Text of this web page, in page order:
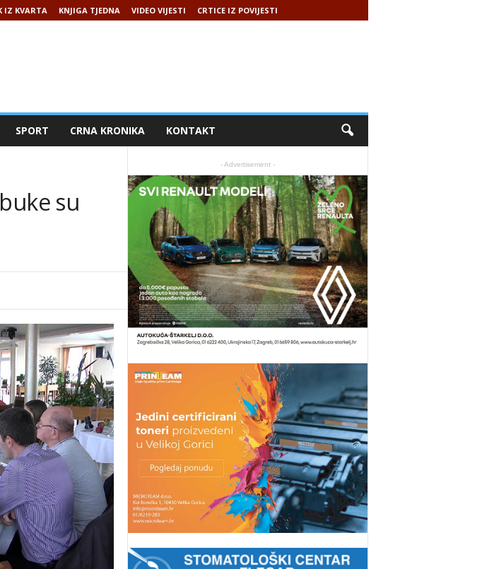
IZ KVARTA KNJIGA TJEDNA VIDEO VIJESTI CRTICE IZ POVIJESTI
SPORT CRNA KRONIKA KONTAKT
su
- Advertisement -